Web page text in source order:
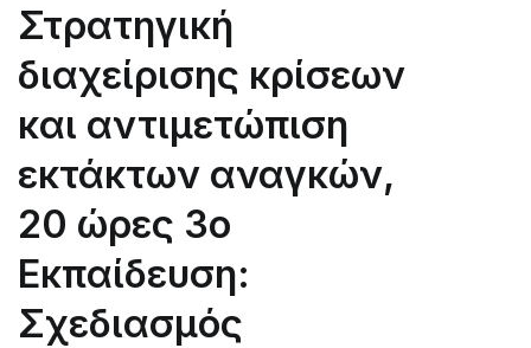
evacuation
planning
Στρατηγική
διαχείρισης κρίσεων
και αντιμετώπιση
εκτάκτων αναγκών,
20 ώρες 3ο
Εκπαίδευση:
Σχεδιασμός